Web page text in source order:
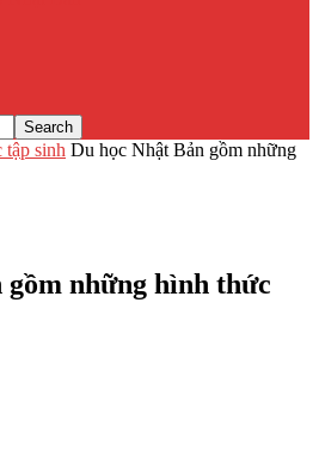
tập sinh Du học Nhật Bản gồm những
gồm những hình thức